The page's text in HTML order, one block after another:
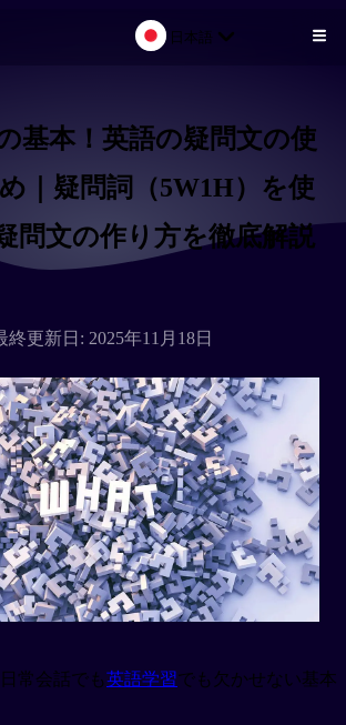
日本語
基本！英語の疑問文の使
｜疑問詞（5W1H）を使
問文の作り方を徹底解説
終更新日: 2025年11月18日
常会話でも英語学習でも欠かせない基本